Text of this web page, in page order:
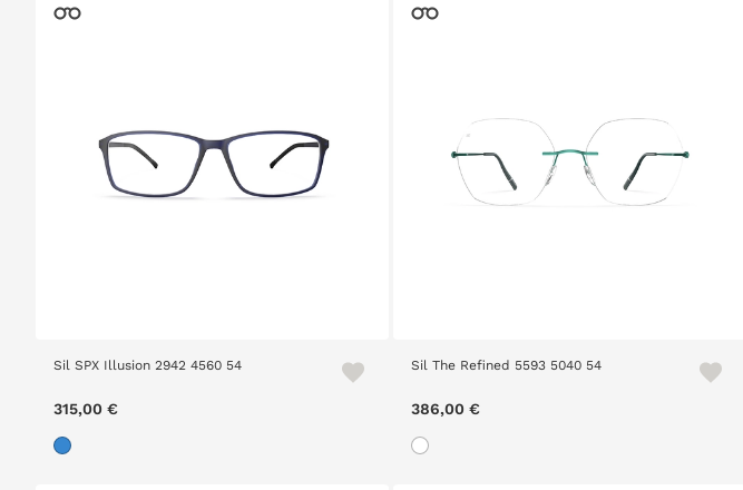
Sil SPX Illusion 2942 4560 54
315,00 €
Sil The Refined 5593 5040 54
386,00 €